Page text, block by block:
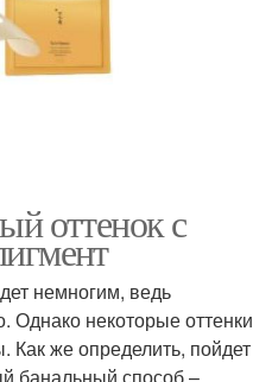
оттенок с
немногим, ведь
Однако некоторые оттенки
Как же определить, пойдет